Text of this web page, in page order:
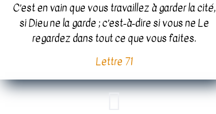
C’est en vain que vous travaillez à garder la cité,
si Dieu ne la garde ; c’est-à-dire si vous ne Le
regardez dans tout ce que vous faites.
Lettre 71